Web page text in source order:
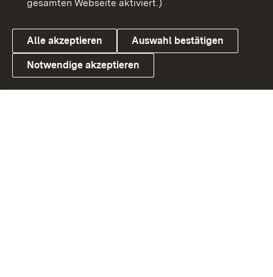
Link zum Landesportal
Cookies
gesamten Webseite aktiviert.)
Alle akzeptieren Auswahl bestätigen
Notwendige akzeptieren